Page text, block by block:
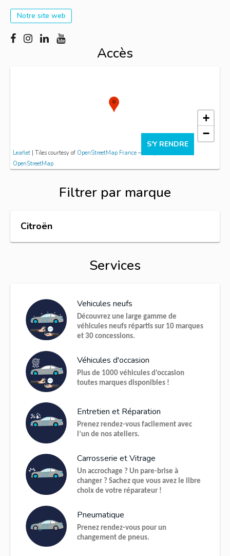
Notre site web
Accès
+
−
Leaflet | Tiles courtesy of OpenStreetMap France — Map data ©
OpenStreetMap
S'Y RENDRE
Filtrer par marque
Citroën
Services
Vehicules neufs
Découvrez une large gamme de
véhicules neufs répartis sur 10 marques
et 30 concessions.
Véhicules d'occasion
Plus de 1000 véhicules d’occasion
toutes marques disponibles !
Entretien et Réparation
Prenez rendez-vous facilement avec
l’un de nos ateliers.
Carrosserie et Vitrage
Un accrochage ? Un pare-brise à
changer ? Sachez que vous avez le libre
choix de votre réparateur !
Pneumatique
Prenez rendez-vous pour un
changement de pneus.